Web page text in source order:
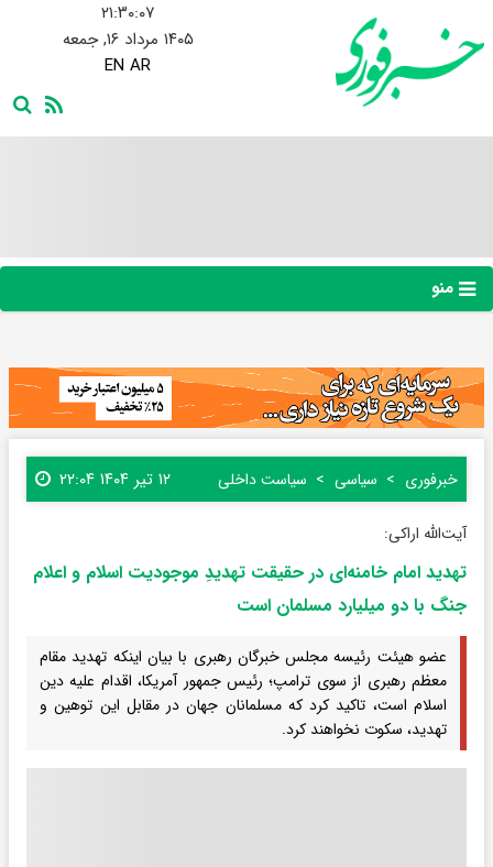
۲۱:۳۰:۰۸
۱۴۰۵ مرداد ۱۶, جمعه
EN AR
منو
خبرفوری سیاسی سیاست داخلی ۱۲ تیر ۱۴۰۴ ۲۲:۰۴
آیت‌الله اراکی:
تهدید امام خامنه‌ای در حقیقت تهدیدِ موجودیت اسلام و اعلام
جنگ با دو میلیارد مسلمان است
عضو هیئت رئیسه مجلس خبرگان رهبری با بیان اینکه تهدید مقام
معظم رهبری از سوی ترامپ؛ رئیس جمهور آمریکا، اقدام علیه دین
اسلام است، تاکید کرد که مسلمانان جهان در مقابل این توهین و
تهدید، سکوت نخواهند کرد.